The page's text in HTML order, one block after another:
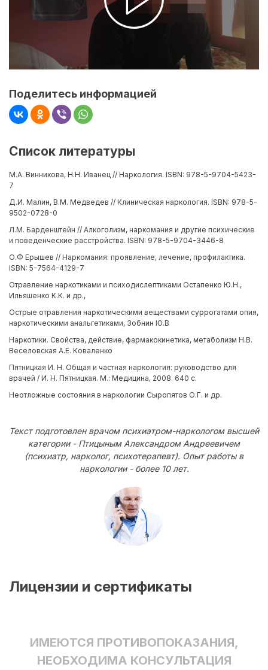
Поделитесь информацией
Список литературы
М.А. Винникова, Н.Н. Иванец // Наркология. ISBN: 978-5-9704-5423-
7
Д.И. Малин, В.М. Медведев // Клиническая наркология. ISBN: 978-5-
9502-0728-0
Л.М. Барденштейн // Алкоголизм, наркомания и другие психические
и поведенческие расстройства. ISBN: 978-5-9704-3446-8
О.Ф Ерышев // Наркомания: проявление, лечение, профилактика.
ISBN: 5-7564-4129-7
Отравление наркотиками и психодислептиками Остапенко Ю.Н.,
Ильяшенко К.К. и др.,
Острые отравления наркотическими веществами суррогатами опия,
наркотическими анальгетиками, Зобнин Ю.В
Наркотики. Свойства, действие, фармакокинетика, метаболизм Н.В.
Веселовская А.Е. Коваленко
Пятницкая И. Н. Общая и частная наркология: руководство для
врачей / И. Н. Пятницкая. М.: Медицина, 2008. 640 с.
Неотложные состояния в наркологии Сыропятов О.Г. и др.
Текст подготовлен врачом психиатром-наркологом высшей
категории - Птицыным Александром Андреевичем
(психиатр, нарколог, психотерапевт). Опыт работы в
наркологии - более 10 лет.
Лицензии и сертификаты
ИМЕЮТСЯ ПРОТИВОПОКАЗАНИЯ,
НЕОБХОДИМА КОНСУЛЬТАЦИЯ